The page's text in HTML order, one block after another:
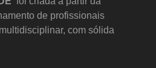
de profissionais
com sólida